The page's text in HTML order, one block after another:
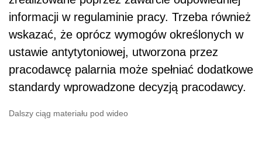
informacji w regulaminie pracy. Trzeba również
wskazać, że oprócz wymogów określonych w
ustawie antytytoniowej, utworzona przez
pracodawcę palarnia może spełniać dodatkowe
standardy wprowadzone decyzją pracodawcy.
Dalszy ciąg materiału pod wideo